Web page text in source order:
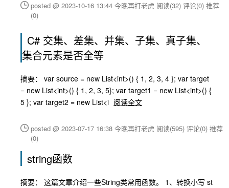
posted @ 2023-10-16 13:44 今晚再打老虎 阅读(32) 评论(0) 推荐
(0)
C# 交集、差集、并集、子集、真子集、
集合元素是否全等
摘要： var source = new List<int>() { 1, 2, 3, 4 }; var target
= new List<int>() { 1, 2, 3, 5}; var target1 = new List<int>() {
5 }; var target2 = new List<i 阅读全文
posted @ 2023-07-17 16:38 今晚再打老虎 阅读(595) 评论(0) 推荐
(0)
string函数
摘要： 这篇文章介绍一些String类常用函数。 1、转换小写 st